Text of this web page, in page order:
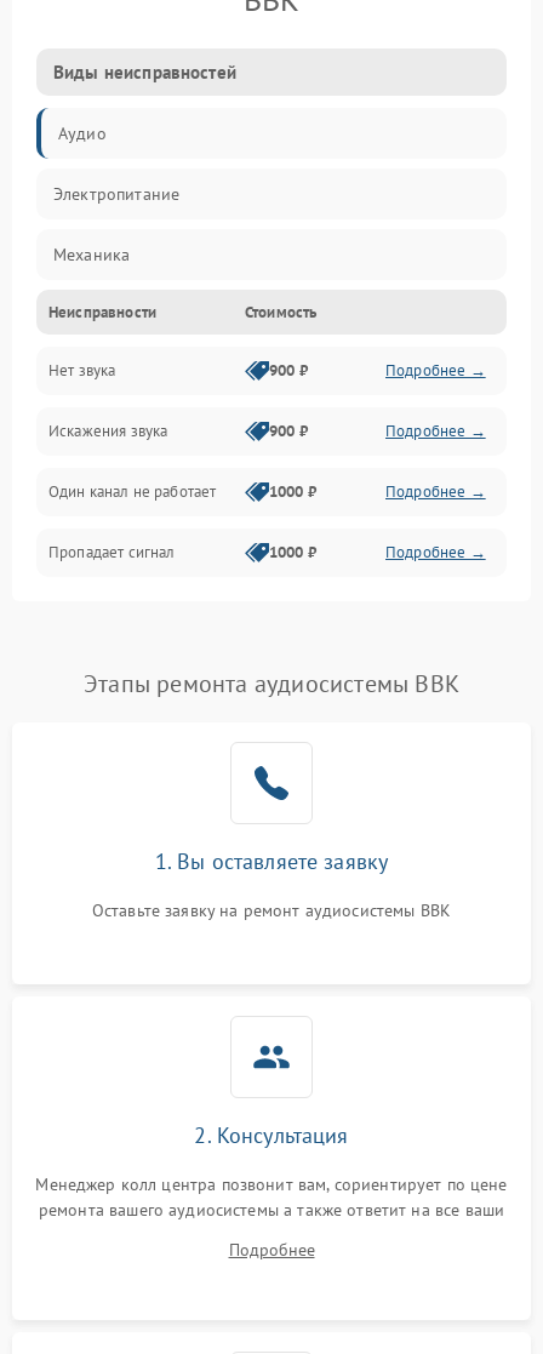
Виды неисправностей
Аудио
Электропитание
Механика
Управление
Корпус/Герметичность
Электронные компоненты
Неисправности Стоимость
Нет звука 900 ₽ Подробнее →
Искажения звука 900 ₽ Подробнее →
Один канал не работает 1000 ₽ Подробнее →
Пропадает сигнал 1000 ₽ Подробнее →
Этапы ремонта аудиосистемы BBK
1. Вы оставляете заявку
Оставьте заявку на ремонт аудиосистемы BBK
2. Консультация
Менеджер колл центра позвонит вам, сориентирует по цене
ремонта вашего аудиосистемы а также ответит на все ваши
Подробнее